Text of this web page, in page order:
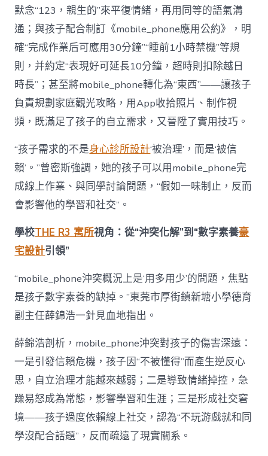
默念“123，親生的”來平復情緒，再用同等的語氣溝
通；與孩子配合制訂《mobile_phone應用公約》，明
確“完成作業后可應用30分鐘”“睡前1小時禁機”等規
則，并約定“表現好可延長10分鐘，超時則扣除越日
時長”；甚至將mobile_phone轉化為“東西”——讓孩子
負責規劃家庭觀光攻略，用App收拾照片、制作視
頻，既滿足了孩子的自立需求，又晉陞了實用技巧。
“孩子需求的不是身心診所設計‘被治理’，而是‘被信
賴’。”曾密斯強調，她的孩子可以用mobile_phone完
成線上作業、與同學討論問題，“假如一味制止，反而
會影響他的學習和社交”。
學校THE R3 寓所視角：從“沖突化解”到“數字素養豪
宅設計引領”
“mobile_phone沖突概況上是‘用多用少’的問題，焦點
是孩子數字素養的缺掉。”東莞市厚街鎮新塘小學德育
副主任薛錦浩一針見血地指出。
薛錦浩剖析，mobile_phone沖突對孩子的傷害深遠：
一是引發信賴危機，孩子因“不被懂得”而產生逆反心
思，自立治理才能越來越弱；二是導致情緒掉控，急
躁易怒成為常態，影響學習和生涯；三是形成社交窘
境——孩子過度依賴線上社交，認為“不玩游戲就和同
學沒配合話題”，反而疏遠了現實關系。